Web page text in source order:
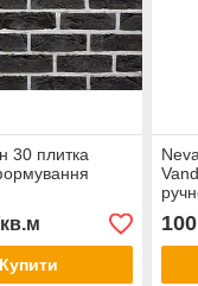
30 плитка
Купити